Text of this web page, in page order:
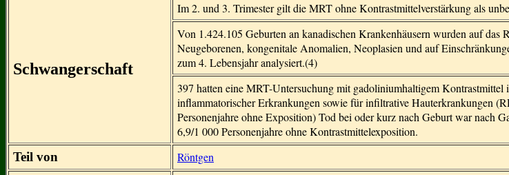
Schwangerschaft
Im 2. und 3. Trimester gilt die MRT ohne Kontrastmittelverstärkung als
Von 1.424.105 Geburten an kanadischen Krankenhäusern wurden auf das
Neugeborenen, kongenitale Anomalien, Neoplasien und auf
zum 4. Lebensjahr analysiert.(4)
397 hatten eine MRT-Untersuchung mit gadoliniumhaltigem
inflammatorischer Erkrankungen sowie für infiltrative Hauterkrankungen
Personenjahre ohne Exposition) Tod bei oder kurz nach Geburt war nach
6,9/1 000 Personenjahre ohne Kontrastmittelexposition.
Teil von
Röntgen